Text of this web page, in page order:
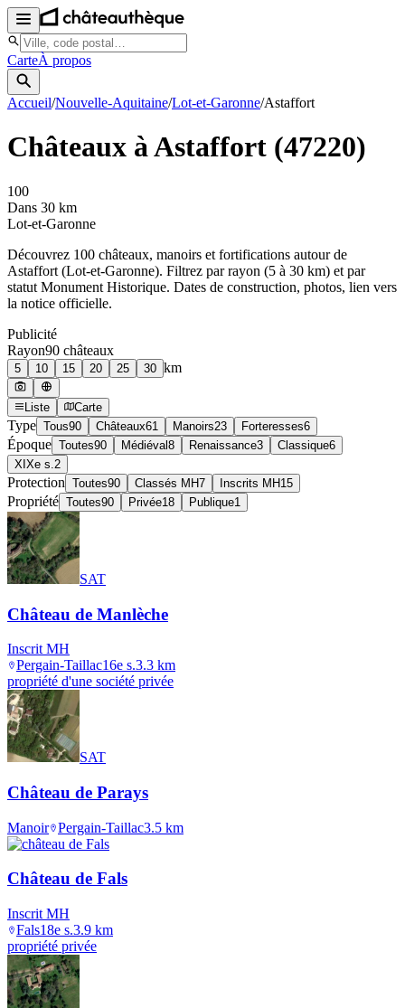
CarteÀ propos
Accueil/Nouvelle-Aquitaine/Lot-et-Garonne/Astaffort
Châteaux àAstaffort (47220)
100
Dans 30 km
Lot-et-Garonne
Découvrez 100 châteaux, manoirs et fortifications autour de
Astaffort (Lot-et-Garonne). Filtrez par rayon (5 à 30 km) et par
statut Monument Historique. Dates de construction, photos, lien vers
la notice officielle.
Publicité
Rayon90 châteaux
5 10 15 20 25 30 km
Liste Carte
Type Tous90 Châteaux61 Manoirs23 Forteresses6
Époque Toutes90 Médiéval 8 Renaissance3 Classique6
XIXe s. 2
Protection Toutes90 Classés MH7 Inscrits MH15
Propriété Toutes90 Privée18 Publique1
SAT
Château de Manlèche
Inscrit MH
Pergain-Taillac16e s.3.3 km
propriété d'une société privée
SAT
Château de Parays
Manoir Pergain-Taillac3.5 km
Château de Fals
Inscrit MH
Fals18e s.3.9 km
propriété privée